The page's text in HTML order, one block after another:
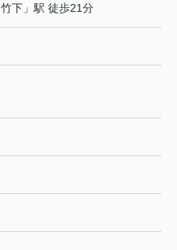
竹下 」駅 徒歩21分